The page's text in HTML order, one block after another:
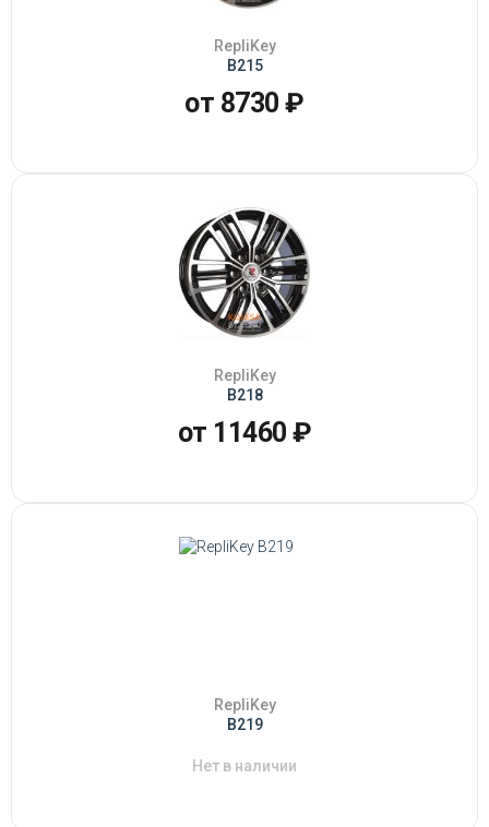
RepliKey
B215
от 8730 ₽
RepliKey
B218
от 11460 ₽
RepliKey
B219
Нет в наличии